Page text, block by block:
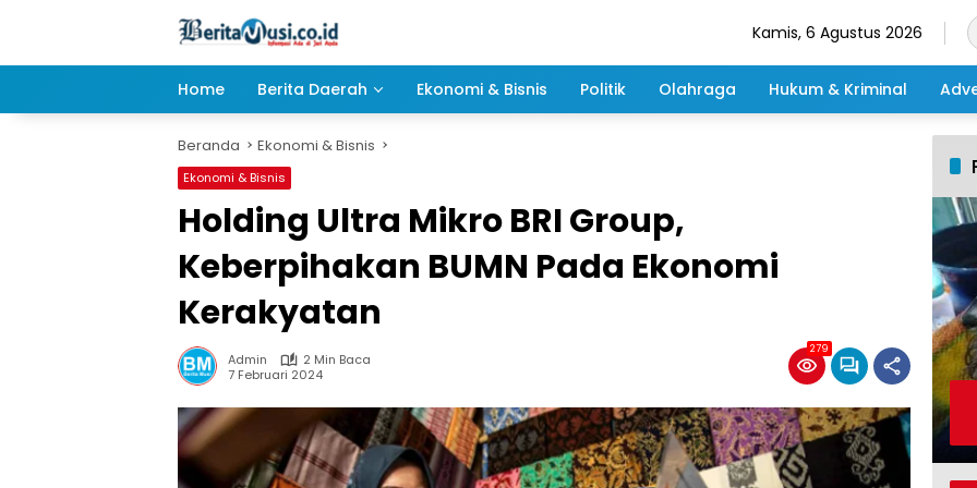
Kamis, 6 Agustus 2026
Home Berita Daerah Ekonomi & Bisnis Politik Olahraga Hukum & Kriminal
Beranda Ekonomi & Bisnis
Ekonomi & Bisnis
Holding Ultra Mikro BRI Group,
Keberpihakan BUMN Pada Ekonomi
Kerakyatan
Admin
2 Min Baca
7 Februari 2024
279